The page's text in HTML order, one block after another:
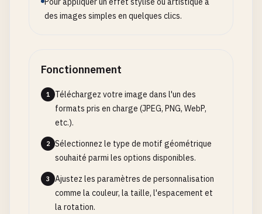
des images simples en quelques clics.
Fonctionnement
1
Téléchargez votre image dans l'un des
formats pris en charge (JPEG, PNG, WebP,
etc.).
2
Sélectionnez le type de motif géométrique
souhaité parmi les options disponibles.
3
Ajustez les paramètres de personnalisation
comme la couleur, la taille, l'espacement et
la rotation.